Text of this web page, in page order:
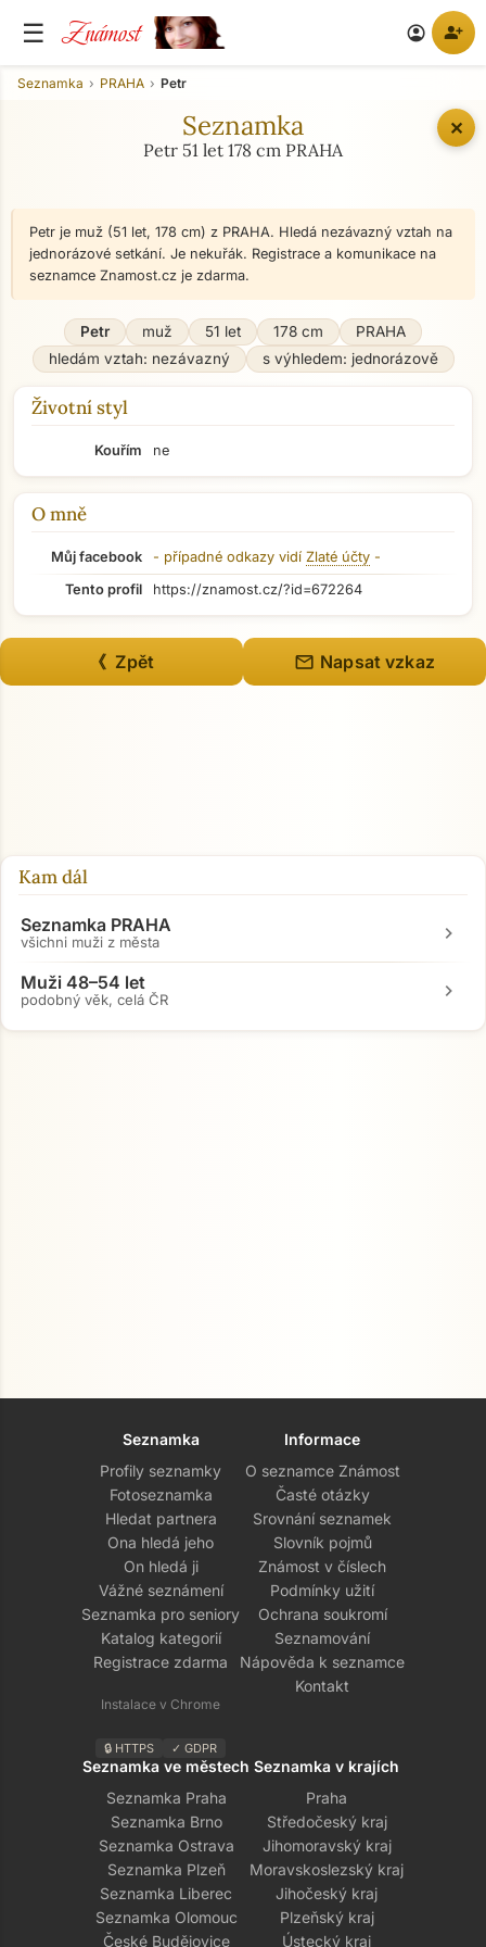
☰ Známost account_circle person_add
✕
Seznamka PRAHA Petr
Seznamka
Petr 51 let 178 cm PRAHA
Petr je muž (51 let, 178 cm) z PRAHA. Hledá nezávazný vztah na
jednorázové setkání. Je nekuřák. Registrace a komunikace na
seznamce Znamost.cz je zdarma.
Petr muž 51 let 178 cm
PRAHA
hledám vztah: nezávazný
s výhledem: jednorázově
Životní styl
Kouřím ne
O mně
Můj facebook - případné odkazy vidí Zlaté účty -
Tento profil
https://znamost.cz/?id=672264
《 Zpět mail Napsat vzkaz
Kam dál
Seznamka PRAHA
všichni muži z města chevron_right
Muži 48–54 let
podobný věk, celá ČR chevron_right
Seznamka
Profily seznamky
Fotoseznamka
Hledat partnera
Ona hledá jeho
On hledá ji
Vážné seznámení
Seznamka pro seniory
Katalog kategorií
Registrace zdarma
Instalace v Chrome
🔒 HTTPS ✓ GDPR
Informace
O seznamce Známost
Časté otázky
Srovnání seznamek
Slovník pojmů
Známost v číslech
Podmínky užití
Ochrana soukromí
Seznamování
Nápověda k seznamce
Kontakt
Seznamka ve městech
Seznamka Praha
Seznamka Brno
Seznamka Ostrava
Seznamka Plzeň
Seznamka Liberec
Seznamka Olomouc
České Budějovice
Seznamka v krajích
Praha
Středočeský kraj
Jihomoravský kraj
Moravskoslezský kraj
Jihočeský kraj
Plzeňský kraj
Ústecký kraj